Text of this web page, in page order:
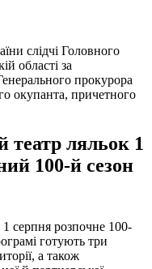
слідчі Головного
області за
прокурора
окупанта, причетного
театр ляльок 1
100-й сезон
серпня розпочне 100-
готують три
а також